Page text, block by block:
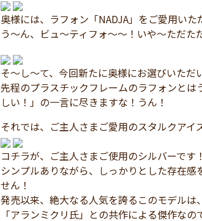
奥様には、ラフォン「NADJA」をご愛用いた
う～ん、ビュ～ティフォ～～！いや～ただた
そ～し～て、今回新たに奥様にお選びいただ
先程のプラスチックフレームのラフォンと
しい！」の一言に尽きますな！うん！
それでは、ご主人さまご愛用のスタルクアイ
コチラが、ご主人さまご使用のシルバーです！
シンプルありながら、しっかりとした存在
せん！
発売以来、絶大なる人気を誇るこのモデル
「アランミクリ氏」との共作による傑作なの